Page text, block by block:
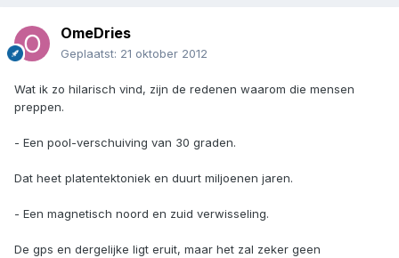
OmeDries
Geplaatst: 21 oktober 2012
Wat ik zo hilarisch vind, zijn de redenen waarom die mensen
preppen.
- Een pool-verschuiving van 30 graden.
Dat heet platentektoniek en duurt miljoenen jaren.
- Een magnetisch noord en zuid verwisseling.
De gps en dergelijke ligt eruit, maar het zal zeker geen